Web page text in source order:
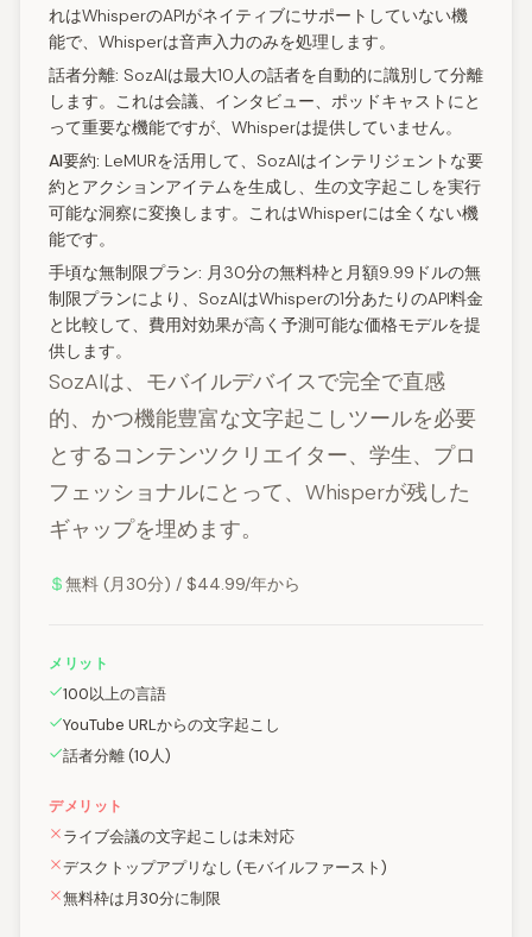
れはWhisperのAPIがネイティブにサポートしていない機
能で、Whisperは音声入力のみを処理します。
話者分離: SozAIは最大10人の話者を自動的に識別して分離
します。これは会議、インタビュー、ポッドキャストにと
って重要な機能ですが、Whisperは提供していません。
AI要約: LeMURを活用して、SozAIはインテリジェントな要
約とアクションアイテムを生成し、生の文字起こしを実行
可能な洞察に変換します。これはWhisperには全くない機
能です。
手頃な無制限プラン: 月30分の無料枠と月額9.99ドルの無
制限プランにより、SozAIはWhisperの1分あたりのAPI料金
と比較して、費用対効果が高く予測可能な価格モデルを提
供します。
SozAIは、モバイルデバイスで完全で直感
的、かつ機能豊富な文字起こしツールを必要
とするコンテンツクリエイター、学生、プロ
フェッショナルにとって、Whisperが残した
ギャップを埋めます。
無料 (月30分) / $44.99/年から
メリット
100以上の言語
YouTube URLからの文字起こし
話者分離 (10人)
デメリット
ライブ会議の文字起こしは未対応
デスクトップアプリなし (モバイルファースト)
無料枠は月30分に制限